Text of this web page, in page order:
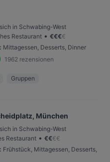
in Schwabing-West
Restaurant • €€€€
: Mittagessen, Desserts, Dinner
1962 rezensionen
Gruppen
München
in Schwabing-West
Restaurant • €€€€
: Frühstück, Mittagessen, Desserts,